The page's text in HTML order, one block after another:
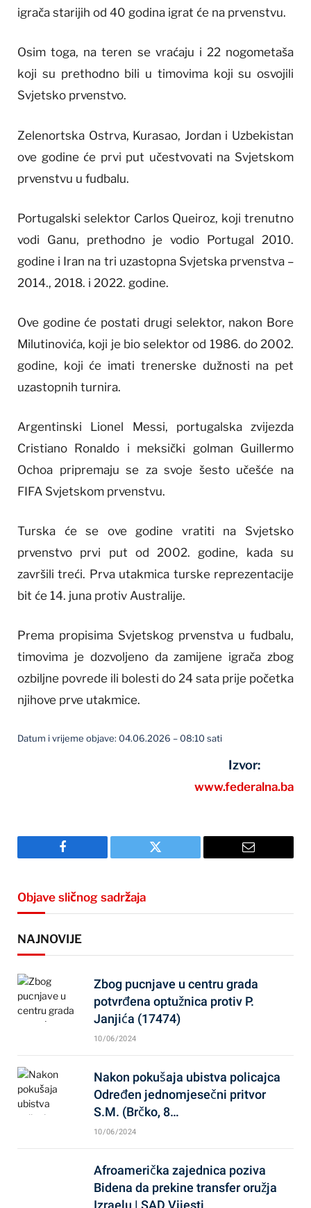
igrača starijih od 40 godina igrat će na prvenstvu.
Osim toga, na teren se vraćaju i 22 nogometaša
koji su prethodno bili u timovima koji su osvojili
Svjetsko prvenstvo.
Zelenortska Ostrva, Kurasao, Jordan i Uzbekistan
ove godine će prvi put učestvovati na Svjetskom
prvenstvu u fudbalu.
Portugalski selektor Carlos Queiroz, koji trenutno
vodi Ganu, prethodno je vodio Portugal 2010.
godine i Iran na tri uzastopna Svjetska prvenstva –
2014., 2018. i 2022. godine.
Ove godine će postati drugi selektor, nakon Bore
Milutinovića, koji je bio selektor od 1986. do 2002.
godine, koji će imati trenerske dužnosti na pet
uzastopnih turnira.
Argentinski Lionel Messi, portugalska zvijezda
Cristiano Ronaldo i meksički golman Guillermo
Ochoa pripremaju se za svoje šesto učešće na
FIFA Svjetskom prvenstvu.
Turska će se ove godine vratiti na Svjetsko
prvenstvo prvi put od 2002. godine, kada su
završili treći. Prva utakmica turske reprezentacije
bit će 14. juna protiv Australije.
Prema propisima Svjetskog prvenstva u fudbalu,
timovima je dozvoljeno da zamijene igrača zbog
ozbiljne povrede ili bolesti do 24 sata prije početka
njihove prve utakmice.
Datum i vrijeme objave: 04.06.2026 – 08:10 sati
Izvor:
www.federalna.ba
Facebook Twitter Email
Objave sličnog sadržaja
NAJNOVIJE
Zbog pucnjave u centru grada
potvrđena optužnica protiv P.
Janjića (17474)
10/06/2024
Nakon pokušaja ubistva policajca
Određen jednomjesečni pritvor
S.M. (Brčko, 8…
10/06/2024
Afroamerička zajednica poziva
Bidena da prekine transfer oružja
Izraelu | SAD Vijesti